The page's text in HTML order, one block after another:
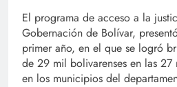
El programa de acceso a la
Gobernación de Bolívar,
primer año, en el que se logró
de 29 mil bolivarenses en las 27
en los municipios del